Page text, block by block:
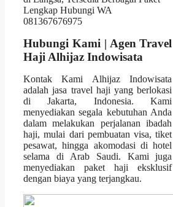
Hubungi Kami | Agen Travel
Haji Alhijaz Indowisata
Kontak Kami Alhijaz Indowisata
adalah jasa travel haji yang berlokasi
di Jakarta, Indonesia. Kami
menyediakan segala kebutuhan Anda
dalam melakukan perjalanan ibadah
haji, mulai dari pembuatan visa, tiket
pesawat, hingga akomodasi di hotel
selama di Arab Saudi. Kami juga
menyediakan paket haji eksklusif
dengan biaya yang terjangkau.